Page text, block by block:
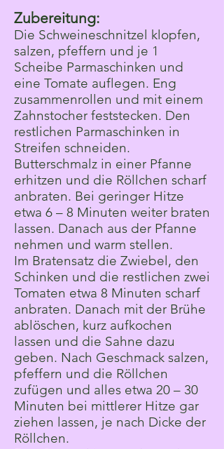
Zubereitung:
Die Schweineschnitzel klopfen,
salzen, pfeffern und je 1
Scheibe Parmaschinken und
eine Tomate auflegen. Eng
zusammenrollen und mit einem
Zahnstocher feststecken. Den
restlichen Parmaschinken in
Streifen schneiden.
Butterschmalz in einer Pfanne
erhitzen und die Röllchen scharf
anbraten. Bei geringer Hitze
etwa 6 – 8 Minuten weiter braten
lassen. Danach aus der Pfanne
nehmen und warm stellen.
Im Bratensatz die Zwiebel, den
Schinken und die restlichen zwei
Tomaten etwa 8 Minuten scharf
anbraten. Danach mit der Brühe
ablöschen, kurz aufkochen
lassen und die Sahne dazu
geben. Nach Geschmack salzen,
pfeffern und die Röllchen
zufügen und alles etwa 20 – 30
Minuten bei mittlerer Hitze gar
ziehen lassen, je nach Dicke der
Röllchen.